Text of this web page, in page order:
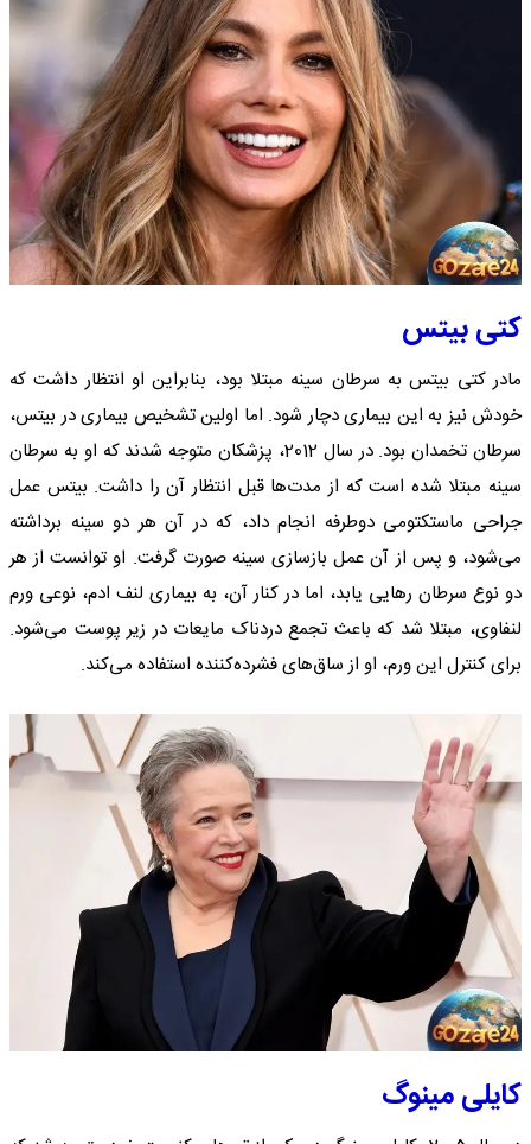
کتی بیتس
مادر کتی بیتس به سرطان سینه مبتلا بود، بنابراین او انتظار داشت که
خودش نیز به این بیماری دچار شود. اما اولین تشخیص بیماری در بیتس،
سرطان تخمدان بود. در سال 2012، پزشکان متوجه شدند که او به سرطان
سینه مبتلا شده است که از مدت‌ها قبل انتظار آن را داشت. بیتس عمل
جراحی ماستکتومی دوطرفه انجام داد، که در آن هر دو سینه برداشته
می‌شود، و پس از آن عمل بازسازی سینه صورت گرفت. او توانست از هر
دو نوع سرطان رهایی یابد، اما در کنار آن، به بیماری لنف ادم، نوعی ورم
لنفاوی، مبتلا شد که باعث تجمع دردناک مایعات در زیر پوست می‌شود.
برای کنترل این ورم، او از ساق‌های فشرده‌کننده استفاده می‌کند.
کایلی مینوگ